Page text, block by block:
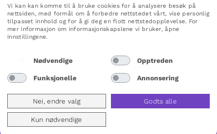
WOO ME
Norway
Vi kan kan komme til å bruke cookies for å analysere besøk på
nettsiden, med formål om å forbedre nettstedet vårt, vise personlig
tilpasset innhold og for å gi deg en flott nettstedopplevelse. For
mer informasjon om informasjonskapslene vi bruker, åpne
innstillingene.
Nødvendige Opptreden
Funksjonelle Annonsering
Nei, endre valg Godta alle
Kun nødvendige